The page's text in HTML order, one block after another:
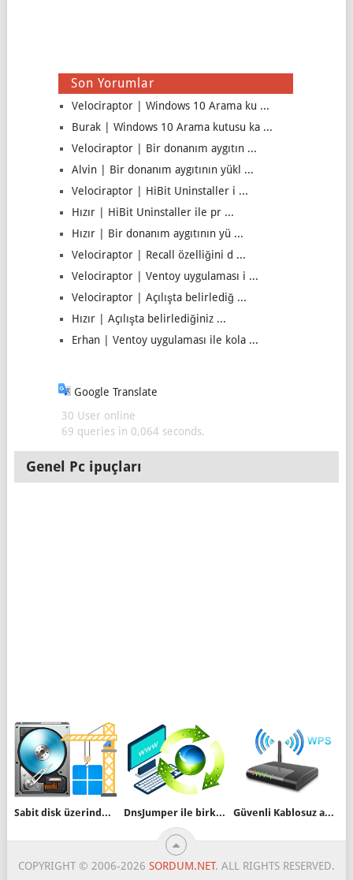
Son Yorumlar
Velociraptor | Windows 10 Arama ku ...
Burak | Windows 10 Arama kutusu ka ...
Velociraptor | Bir donanım aygıtın ...
Alvin | Bir donanım aygıtının yükl ...
Velociraptor | HiBit Uninstaller i ...
Hızır | HiBit Uninstaller ile pr ...
Hızır | Bir donanım aygıtının yü ...
Velociraptor | Recall özelliğini d ...
Velociraptor | Ventoy uygulaması i ...
Velociraptor | Açılışta belirlediğ ...
Hızır | Açılışta belirlediğiniz ...
Erhan | Ventoy uygulaması ile kola ...
Google Translate
30 User online
69 queries in 0,064 seconds.
Genel Pc ipuçları
Sabit disk üzerinden windows 10 kurulumu DnsJumper ile birkaç tıkla DNS değiştirin Güvenli Kablosuz ağa şifre girmeden bağlanalım
COPYRIGHT © 2006-2026 SORDUM.NET. ALL RIGHTS RESERVED.